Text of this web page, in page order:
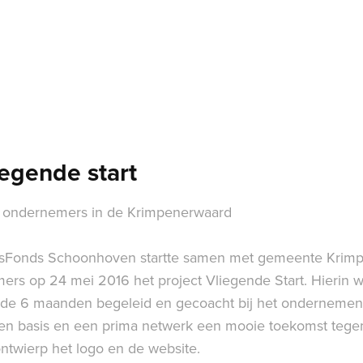
start
in de Krimpenerwaard
Schoonhoven startte samen met gemeente
op 24 mei 2016 het project Vliegende Start. Hierin
6 maanden begeleid en gecoacht bij het
basis en een prima netwerk een mooie toekomst
het logo en de website.